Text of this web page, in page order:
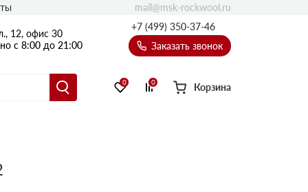
12, офис 30
с 8:00 до 21:00
+7 (499) 350-37-46
Заказать звонок
Балкон
Эсктра
Оптима
0 0 Корзина
mail@msk-rockwool.ru